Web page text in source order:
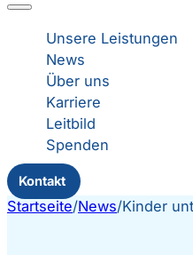
Unsere Leistungen
News
Über uns
Karriere
Leitbild
Spenden
Kontakt
Startseite/News/Kinder